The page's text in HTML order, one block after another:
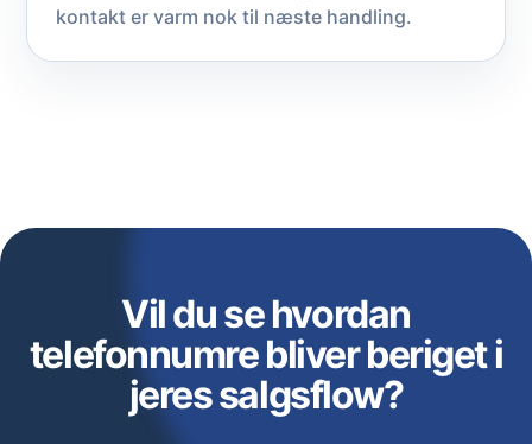
kontakt er varm nok til næste handling.
Vil du se hvordan
telefonnumre bliver beriget i
jeres salgsflow?